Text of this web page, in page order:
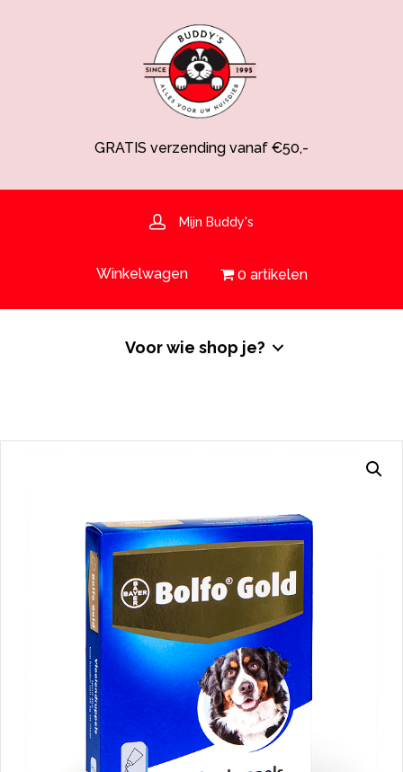
Spaarsysteem voor korting!
Hulp nodig? 030-6919793 of shop@buddys.nl
GRATIS bezorging in de regio
GRATIS verzending vanaf €50,-
Mijn Buddy's
Winkelwagen 0 artikelen
Voor wie shop je?